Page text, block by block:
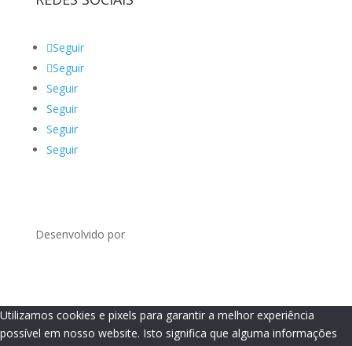
Seguir
Seguir
Seguir
Seguir
Seguir
Seguir
Desenvolvido por
Utilizamos cookies e pixels para garantir a melhor experiência
possível em nosso website. Isto significa que alguma informações